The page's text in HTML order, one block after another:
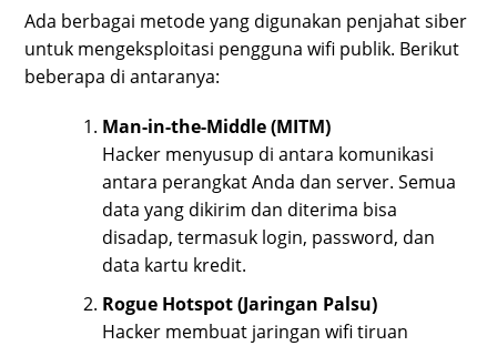
Ada berbagai metode yang digunakan penjahat siber
untuk mengeksploitasi pengguna wifi publik. Berikut
beberapa di antaranya:
Man-in-the-Middle (MITM)
Hacker menyusup di antara komunikasi
antara perangkat Anda dan server. Semua
data yang dikirim dan diterima bisa
disadap, termasuk login, password, dan
data kartu kredit.
Rogue Hotspot (Jaringan Palsu)
Hacker membuat jaringan wifi tiruan